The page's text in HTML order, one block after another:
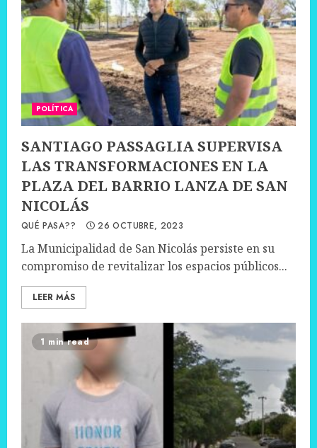
POLÍTICA
SANTIAGO PASSAGLIA SUPERVISA
LAS TRANSFORMACIONES EN LA
PLAZA DEL BARRIO LANZA DE SAN
NICOLÁS
QUÉ PASA?? 26 OCTUBRE, 2023
La Municipalidad de San Nicolás persiste en su
compromiso de revitalizar los espacios públicos...
LEER MÁS
1 min read